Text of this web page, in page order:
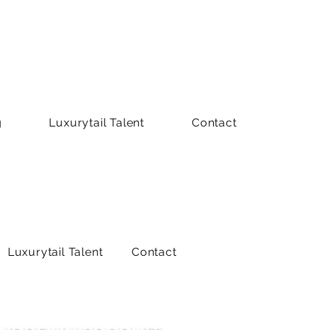
Luxurytail Talent Contact
Luxurytail Talent Contact